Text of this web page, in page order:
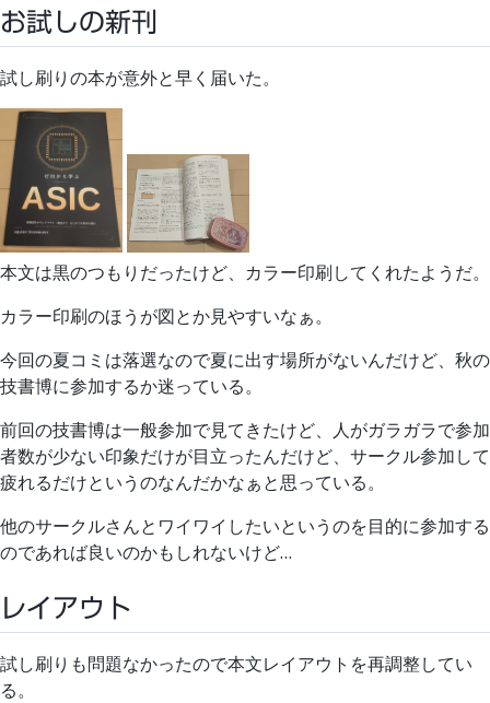
お試しの新刊
試し刷りの本が意外と早く届いた。
本文は黒のつもりだったけど、カラー印刷してくれたようだ。
カラー印刷のほうが図とか見やすいなぁ。
今回の夏コミは落選なので夏に出す場所がないんだけど、秋の
技書博に参加するか迷っている。
前回の技書博は一般参加で見てきたけど、人がガラガラで参加
者数が少ない印象だけが目立ったんだけど、サークル参加して
疲れるだけというのなんだかなぁと思っている。
他のサークルさんとワイワイしたいというのを目的に参加する
のであれば良いのかもしれないけど…
レイアウト
試し刷りも問題なかったので本文レイアウトを再調整してい
る。